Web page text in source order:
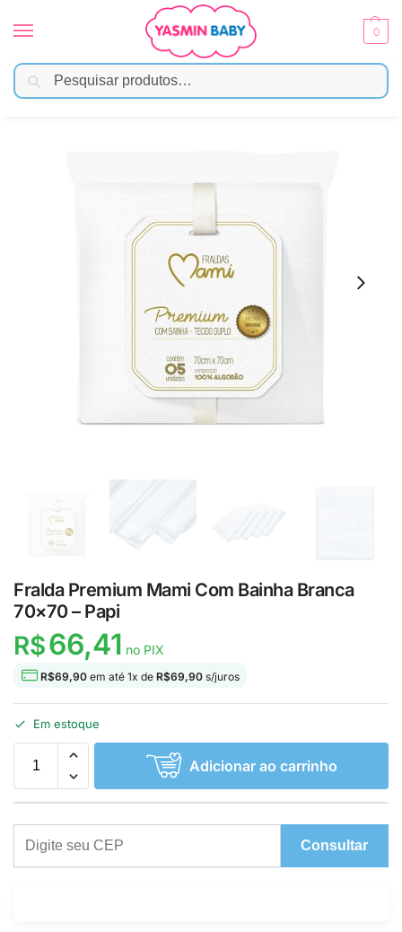
0
Início Enxoval / Fraldas e Pano de Boca
Fralda Premium Mami Com Bainha Branca
70×70 – Papi
R$66,41 no PIX
R$69,90 em até 1x de R$69,90 s/juros
Em estoque
Adicionar ao carrinho
Consultar